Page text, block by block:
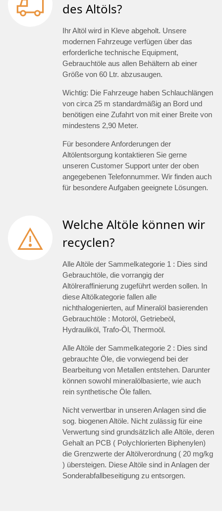
des Altöls?
Ihr Altöl wird in Kleve abgeholt. Unsere
modernen Fahrzeuge verfügen über das
erforderliche technische Equipment,
Gebrauchtöle aus allen Behältern ab einer
Größe von 60 Ltr. abzusaugen.
Wichtig: Die Fahrzeuge haben Schlauchlängen
von circa 25 m standardmäßig an Bord und
benötigen eine Zufahrt von mit einer Breite von
mindestens 2,90 Meter.
Für besondere Anforderungen der
Altölentsorgung kontaktieren Sie gerne
unseren Customer Support unter der oben
angegebenen Telefonnummer. Wir finden auch
für besondere Aufgaben geeignete Lösungen.
Welche Altöle können wir
recyclen?
Alle Altöle der Sammelkategorie 1 : Dies sind
Gebrauchtöle, die vorrangig der
Altölreraffinierung zugeführt werden sollen. In
diese Altölkategorie fallen alle
nichthalogenierten, auf Mineralöl basierenden
Gebrauchtöle : Motoröl, Getriebeöl,
Hydrauliköl, Trafo-Öl, Thermoöl.
Alle Altöle der Sammelkategorie 2 : Dies sind
gebrauchte Öle, die vorwiegend bei der
Bearbeitung von Metallen entstehen. Darunter
können sowohl mineralölbasierte, wie auch
rein synthetische Öle fallen.
Nicht verwertbar in unseren Anlagen sind die
sog. biogenen Altöle. Nicht zulässig für eine
Verwertung sind grundsätzlich alle Altöle, deren
Gehalt an PCB ( Polychlorierten Biphenylen)
die Grenzwerte der Altölverordnung ( 20 mg/kg
) übersteigen. Diese Altöle sind in Anlagen der
Sonderabfallbeseitigung zu entsorgen.